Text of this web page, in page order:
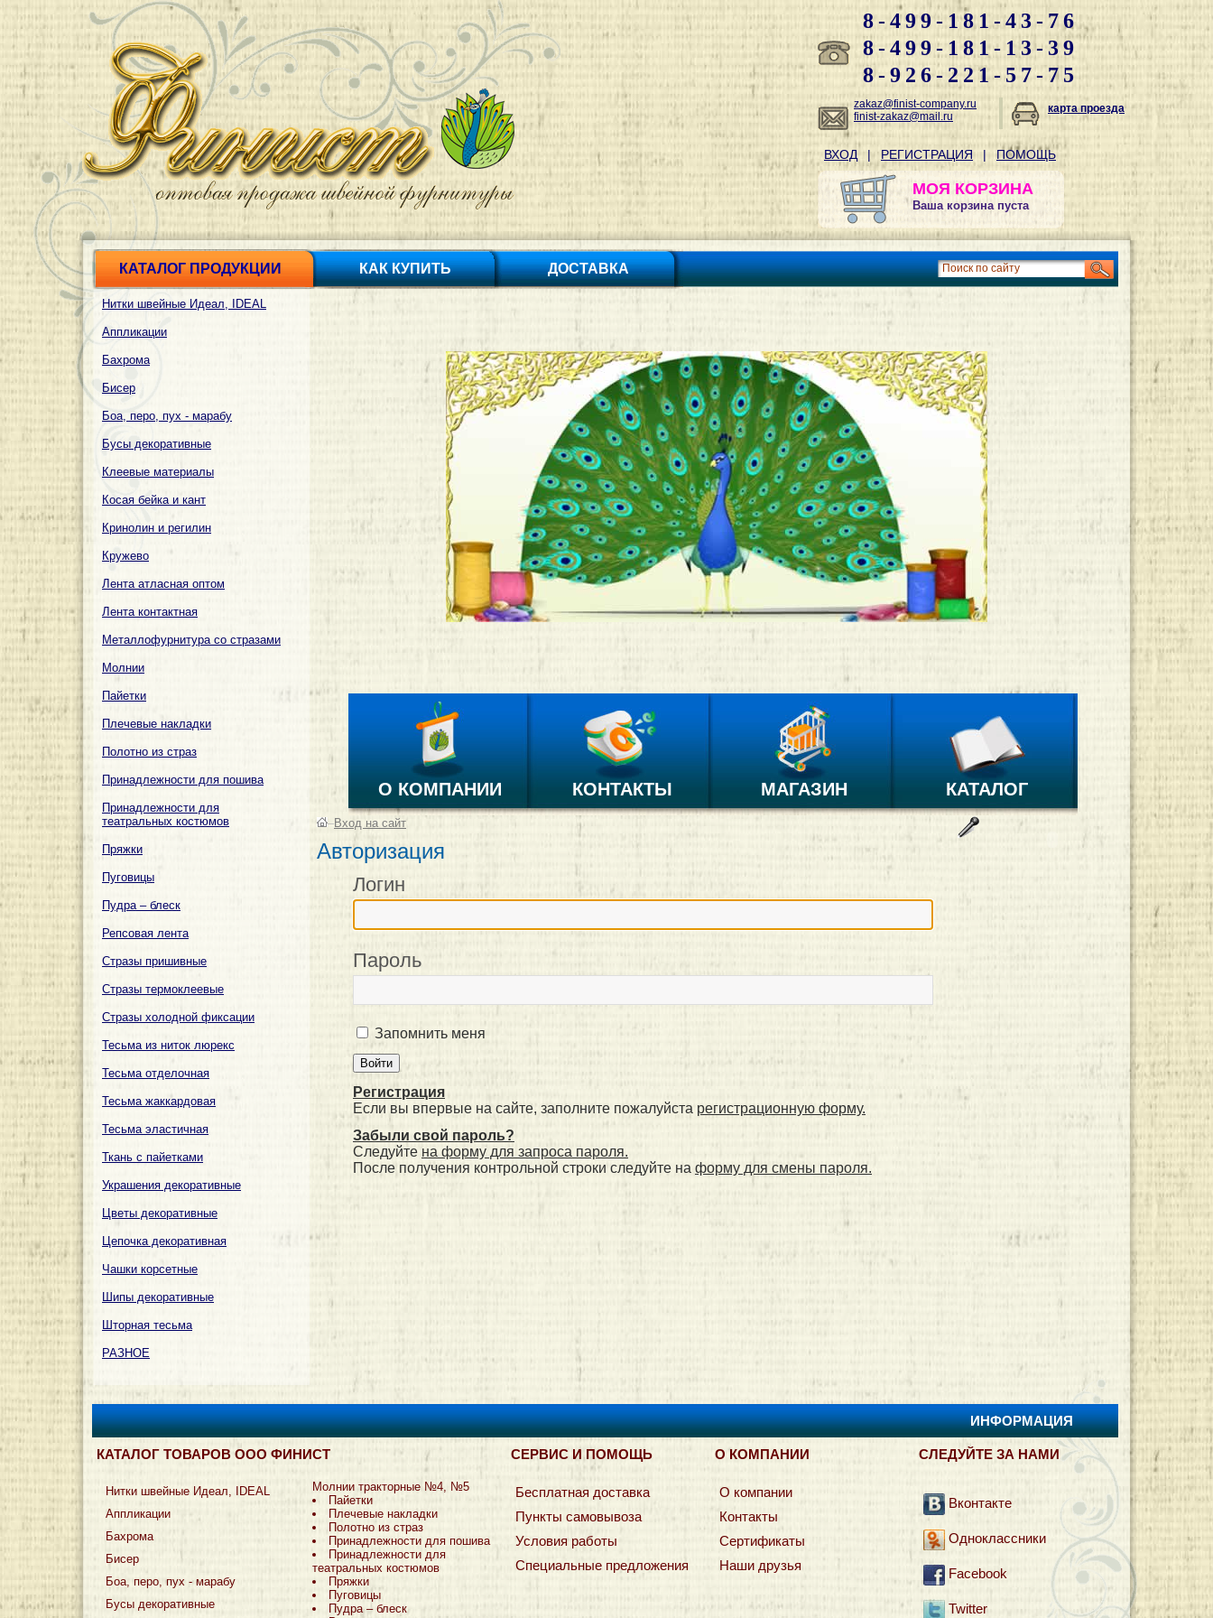
8-499-181-43-76
8-499-181-13-39
8-926-221-57-75
zakaz@finist-company.ru
finist-zakaz@mail.ru
карта проезда
ВХОД | РЕГИСТРАЦИЯ | ПОМОЩЬ
МОЯ КОРЗИНА
Ваша корзина пуста
КАТАЛОГ ПРОДУКЦИИ КАК КУПИТЬ ДОСТАВКА
Нитки швейные Идеал, IDEAL
Аппликации
Бахрома
Бисер
Боа, перо, пух - марабу
Бусы декоративные
Клеевые материалы
Косая бейка и кант
Кринолин и регилин
Кружево
Лента атласная оптом
Лента контактная
Металлофурнитура со стразами
Молнии
Пайетки
Плечевые накладки
Полотно из страз
Принадлежности для пошива
Принадлежности для
театральных костюмов
Пряжки
Пуговицы
Пудра – блеск
Репсовая лента
Стразы пришивные
Стразы термоклеевые
Стразы холодной фиксации
Тесьма из ниток люрекс
Тесьма отделочная
Тесьма жаккардовая
Тесьма эластичная
Ткань с пайетками
Украшения декоративные
Цветы декоративные
Цепочка декоративная
Чашки корсетные
Шипы декоративные
Шторная тесьма
РАЗНОЕ
О КОМПАНИИ КОНТАКТЫ МАГАЗИН КАТАЛОГ
–Вход на сайт
Авторизация
Логин
Пароль
Запомнить меня
Регистрация
Если вы впервые на сайте, заполните пожалуйста регистрационную форму.
Забыли свой пароль?
Следуйте на форму для запроса пароля.
После получения контрольной строки следуйте на форму для смены пароля.
ИНФОРМАЦИЯ
КАТАЛОГ ТОВАРОВ ООО ФИНИСТ СЕРВИС И ПОМОЩЬ О КОМПАНИИ СЛЕДУЙТЕ ЗА НАМИ
Нитки швейные Идеал, IDEAL
Аппликации
Бахрома
Бисер
Боа, перо, пух - марабу
Бусы декоративные
Молнии тракторные №4, №5
Пайетки
Плечевые накладки
Полотно из страз
Принадлежности для пошива
Принадлежности для
театральных костюмов
Пряжки
Пуговицы
Пудра – блеск
Бесплатная доставка
Пункты самовывоза
Условия работы
Специальные предложения
О компании
Контакты
Сертификаты
Наши друзья
Вконтакте
Одноклассники
Facebook
Twitter